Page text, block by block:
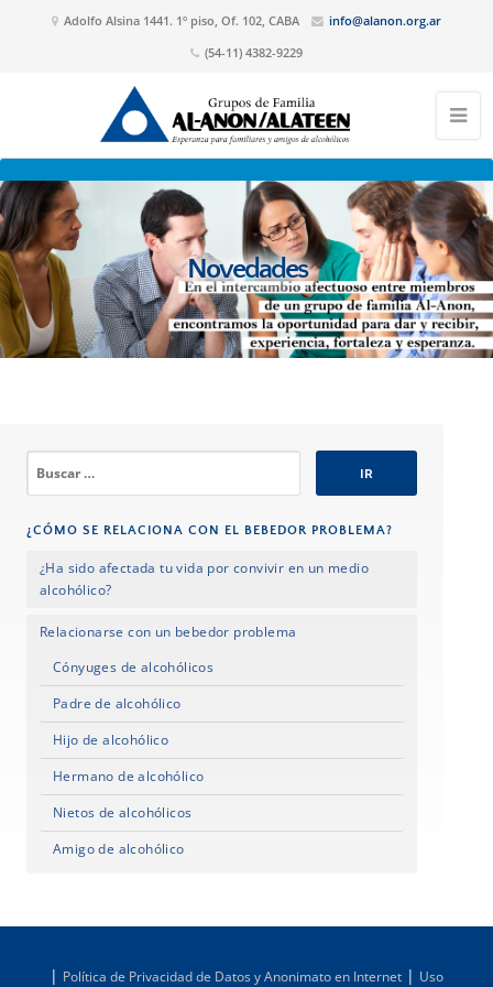
Adolfo Alsina 1441. 1º piso, Of. 102, CABA
info@alanon.org.ar
(54-11) 4382-9229
Novedades
¿CÓMO SE RELACIONA CON EL BEBEDOR PROBLEMA?
¿Ha sido afectada tu vida por convivir en un medio
alcohólico?
Relacionarse con un bebedor problema
Cónyuges de alcohólicos
Padre de alcohólico
Hijo de alcohólico
Hermano de alcohólico
Nietos de alcohólicos
Amigo de alcohólico
| Política de Privacidad de Datos y Anonimato en Internet | Uso